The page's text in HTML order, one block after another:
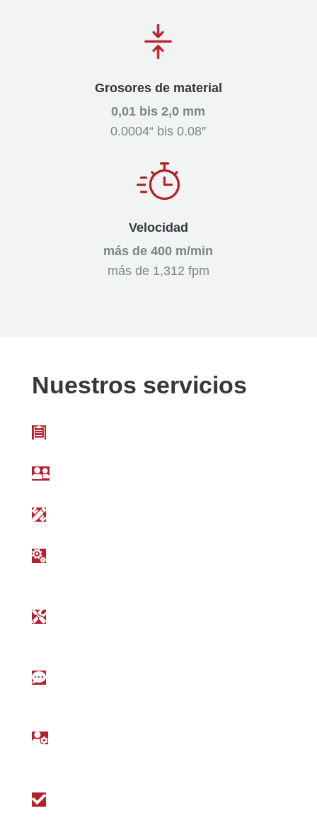
Grosores de material
0,01 bis 2,0 mm
0.0004“ bis 0.08″
Velocidad
más de 400 m/min
más de 1,312 fpm
Nuestros servicios







